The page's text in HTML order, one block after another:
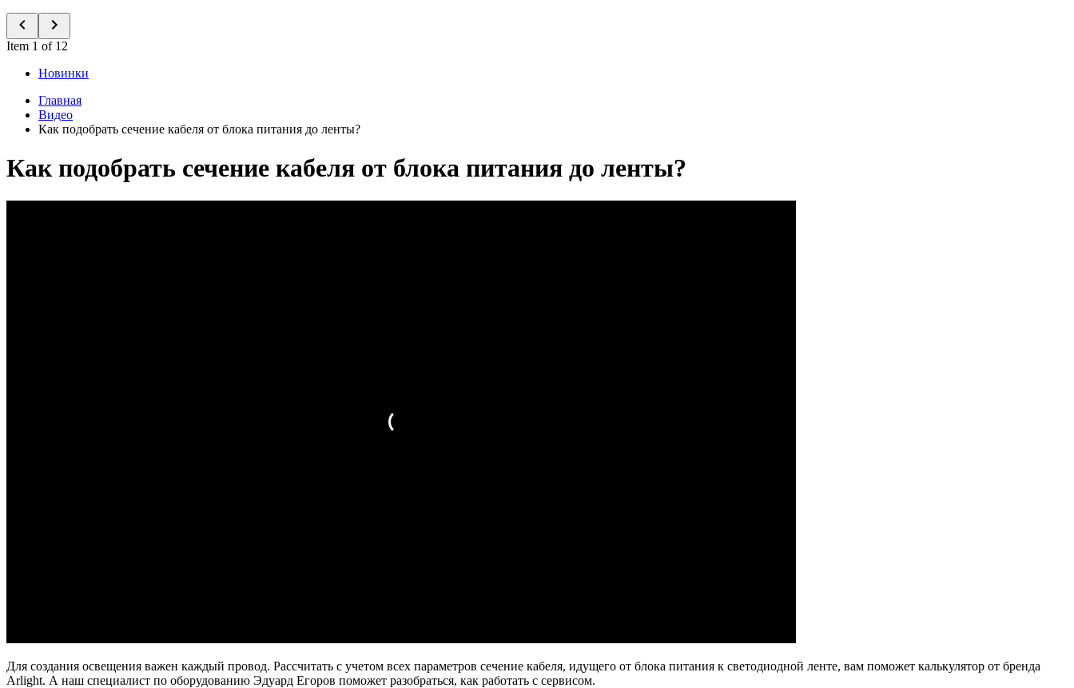
Item 1 of 12
Новинки
Главная
Видео
Как подобрать сечение кабеля от блока питания до ленты?
Как подобрать сечение кабеля от блока питания до ленты?
Для создания освещения важен каждый провод. Рассчитать с учетом всех параметров сечение кабеля, идущего от блока питания к светодиодной ленте, вам поможет калькулятор от бренда
Arlight. А наш специалист по оборудованию Эдуард Егоров поможет разобраться, как работать с сервисом.